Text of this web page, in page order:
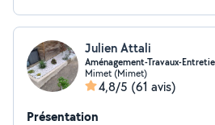
Julien Attali
Aménagement-Travaux-
Mimet (Mimet)
4,8/5 (61 avis)
Présentation